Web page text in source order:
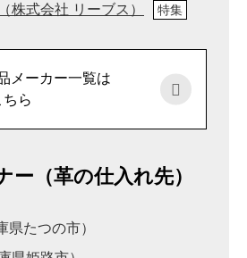
株式会社 リーブス） 特集
メーカー一覧は
ちら
ー（革の仕入れ先）
県たつの市）